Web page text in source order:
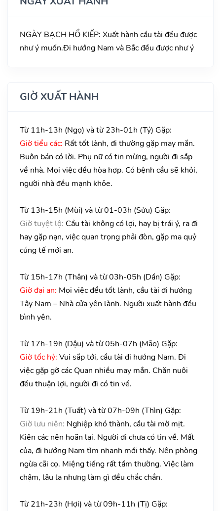
NGÀY BẠCH HỔ KIẾP: Xuất hành cầu tài đều được
như ý muốn.Đi hướng Nam và Bắc đều được như ý
GIỜ XUẤT HÀNH
Từ 11h-13h (Ngọ) và từ 23h-01h (Tý) Gặp:
Giờ tiểu các: Rất tốt lành, đi thường gặp may mắn.
Buôn bán có lời. Phụ nữ có tin mừng, người đi sắp
về nhà. Mọi việc đều hòa hợp. Có bệnh cầu sẽ khỏi,
người nhà đều mạnh khỏe.
Từ 13h-15h (Mùi) và từ 01-03h (Sửu) Gặp:
Giờ tuyệt lộ: Cầu tài không có lợi, hay bị trái ý, ra đi
hay gặp nạn, việc quan trọng phải đòn, gặp ma quỷ
cúng tế mới an.
Từ 15h-17h (Thân) và từ 03h-05h (Dần) Gặp:
Giờ đại an: Mọi việc đểu tốt lành, cầu tài đi hướng
Tây Nam – Nhà cửa yên lành. Người xuất hành đều
bình yên.
Từ 17h-19h (Dậu) và từ 05h-07h (Mão) Gặp:
Giờ tốc hỷ: Vui sắp tới, cầu tài đi hướng Nam. Đi
việc gặp gỡ các Quan nhiều may mắn. Chăn nuôi
đều thuận lợi, người đi có tin về.
Từ 19h-21h (Tuất) và từ 07h-09h (Thìn) Gặp:
Giờ lưu niên: Nghiệp khó thành, cầu tài mờ mịt.
Kiện các nên hoãn lại. Người đi chưa có tin về. Mất
của, đi hướng Nam tìm nhanh mới thấy. Nên phòng
ngừa cãi cọ. Miệng tiếng rất tầm thường. Việc làm
chậm, lâu la nhưng làm gì đều chắc chắn.
Từ 21h-23h (Hợi) và từ 09h-11h (Tị) Gặp: